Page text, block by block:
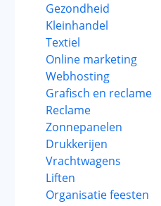
Gezondheid
Kleinhandel
Textiel
Online marketing
Webhosting
Grafisch en reclame
Reclame
Zonnepanelen
Drukkerijen
Vrachtwagens
Liften
Organisatie feesten